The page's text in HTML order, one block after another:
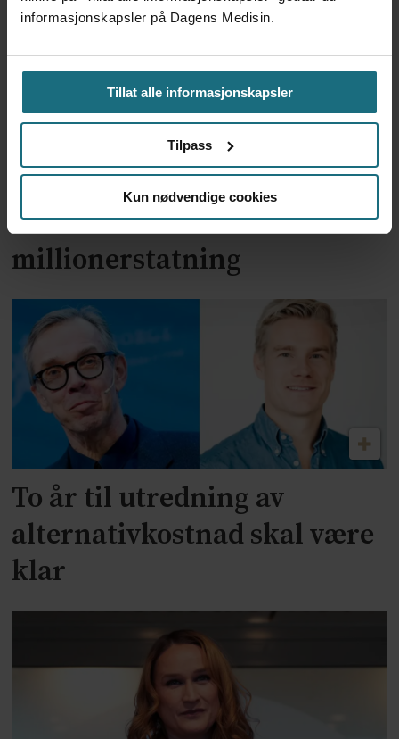
informasjonskapsler på Dagens Medisin.
Tillat alle informasjonskapsler
Tilpass
Kun nødvendige cookies
Feilmedisinert i 18 år – får
millionerstatning
To år til utredning av
alternativkostnad skal være
klar